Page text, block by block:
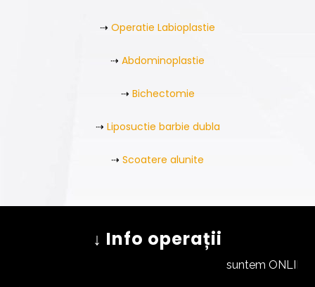
⇢ Operatie Labioplastie
⇢ Abdominoplastie
⇢ Bichectomie
⇢ Liposuctie barbie dubla
⇢ Scoatere alunite
↓ Info operații
suntem ONLINE ✅